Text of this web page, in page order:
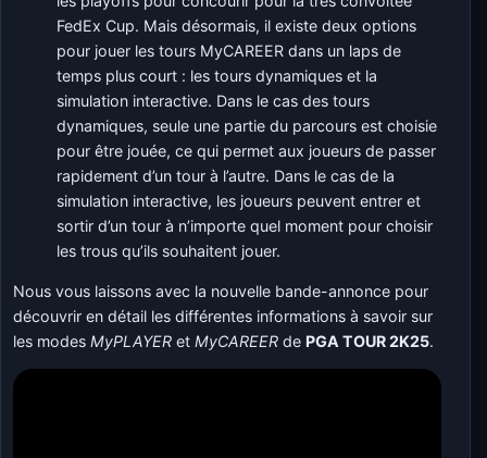
FedEx Cup. Mais désormais, il existe deux options
pour jouer les tours MyCAREER dans un laps de
temps plus court : les tours dynamiques et la
simulation interactive. Dans le cas des tours
dynamiques, seule une partie du parcours est choisie
pour être jouée, ce qui permet aux joueurs de passer
rapidement d’un tour à l’autre. Dans le cas de la
simulation interactive, les joueurs peuvent entrer et
sortir d’un tour à n’importe quel moment pour choisir
les trous qu’ils souhaitent jouer.
Nous vous laissons avec la nouvelle bande-annonce pour
découvrir en détail les différentes informations à savoir sur
les modesMyPLAYER etMyCAREER de PGA TOUR 2K25.